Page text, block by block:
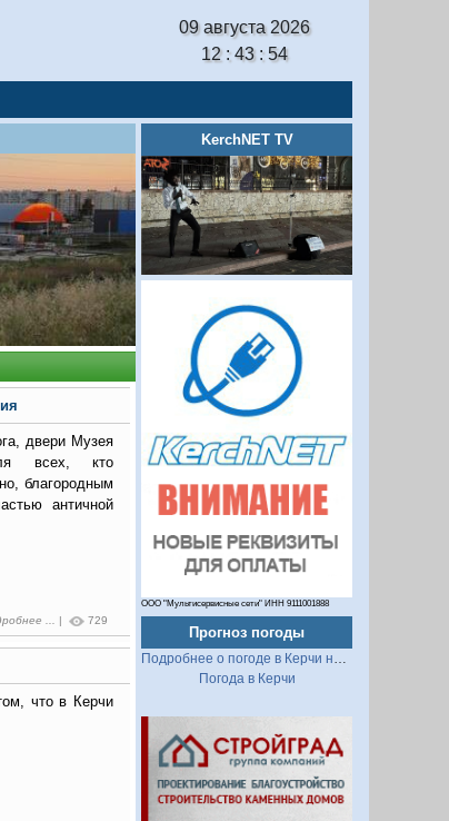
09 августа 2026
12 : 43 : 56
двери Музея
всех, кто
благородным
античной
... | 729
что в Керчи
KerchNET TV
ООО "Мультисервисные сети" ИНН 9111001888
Прогноз погоды
Подробнее о погоде в Керчи на 2 недели
Погода в Керчи